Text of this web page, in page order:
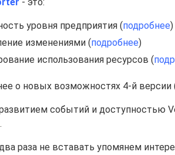
уровня предприятия (подробнее)
изменениями (подробнее)
использования ресурсов (
о новых возможностях 4-й версии
событий и доступностью
.
раза не вставать упомянем